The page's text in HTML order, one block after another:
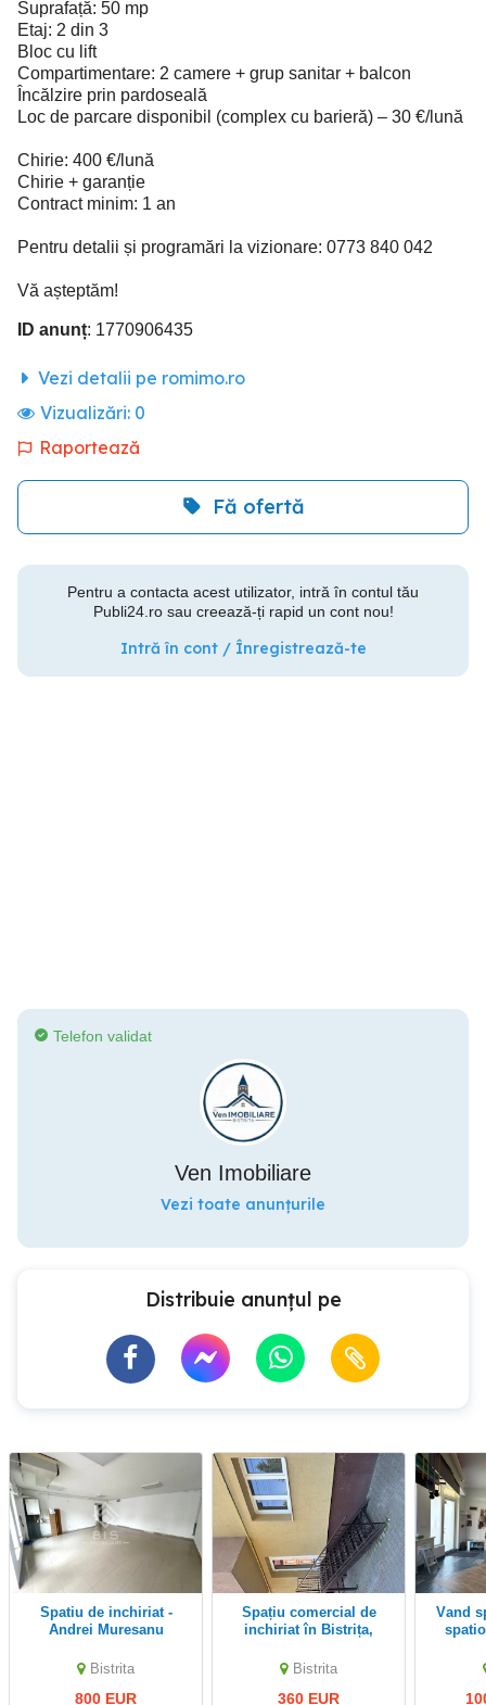
Suprafață: 50 mp
Etaj: 2 din 3
Bloc cu lift
Compartimentare: 2 camere + grup sanitar + balcon
Încălzire prin pardoseală
Loc de parcare disponibil (complex cu barieră) – 30 €/lună
Chirie: 400 €/lună
Chirie + garanție
Contract minim: 1 an
Pentru detalii și programări la vizionare: 0773 840 042
Vă așteptăm!
ID anunț: 1770906435
Vezi detalii pe romimo.ro
Vizualizări: 0
Raportează
Fă ofertă
Pentru a contacta acest utilizator, intră în contul tău
Publi24.ro sau creează-ți rapid un cont nou!
Intră în cont / Înregistrează-te
Telefon validat
Ven Imobiliare
Vezi toate anunțurile
Distribuie anunțul pe
Spatiu de inchiriat -
Andrei Muresanu
Bistrita
800 EUR
Spațiu comercial de
inchiriat în Bistrița,
Bistrita
360 EUR
vand spatiu comercial